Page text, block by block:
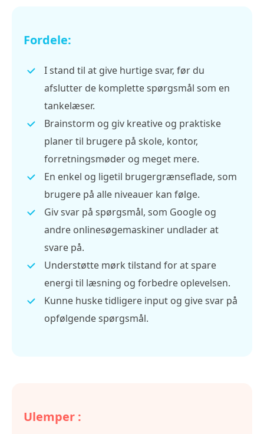
Fordele:
I stand til at give hurtige svar, før du
afslutter de komplette spørgsmål som en
tankelæser.
Brainstorm og giv kreative og praktiske
planer til brugere på skole, kontor,
forretningsmøder og meget mere.
En enkel og ligetil brugergrænseflade, som
brugere på alle niveauer kan følge.
Giv svar på spørgsmål, som Google og
andre onlinesøgemaskiner undlader at
svare på.
Understøtte mørk tilstand for at spare
energi til læsning og forbedre oplevelsen.
Kunne huske tidligere input og give svar på
opfølgende spørgsmål.
Ulemper :